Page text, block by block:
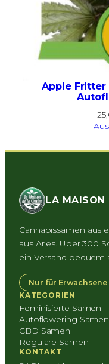
Apple Fritter
LA MAISON
Cannabissamen aus
aus Arles. Über 300
ein Versand bequem
Nur für Erwachsene
KATEGORIEN
Feminisierte Samen
Autoflowering Samen
CBD Samen
Reguläre Samen
KONTAKT